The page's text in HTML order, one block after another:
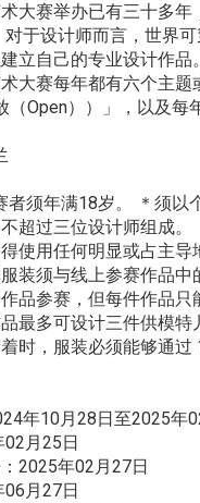
大赛举办已有三十多
对于设计师而言，世界
立自己的专业设计作品。
大赛每年都有六个主
（Open））」，以及每
者须年满18岁。 ＊须以
超过三位设计师组成。
使用任何明显或占主导
装须与线上参赛作品中
品参赛，但每件作品只
最多可设计三件供模特
时，服装必须能够通
年10月28日至2025年
月25日
2025年02月27日
月27日